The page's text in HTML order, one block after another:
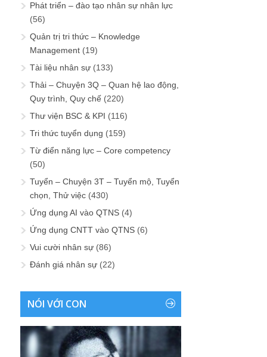
Phát triển – đào tạo nhân sự nhân lực
(56)
Quản trị tri thức – Knowledge
Management (19)
Tài liệu nhân sự (133)
Thải – Chuyện 3Q – Quan hệ lao động,
Quy trình, Quy chế (220)
Thư viện BSC & KPI (116)
Tri thức tuyển dụng (159)
Từ điển năng lực – Core competency
(50)
Tuyển – Chuyện 3T – Tuyển mộ, Tuyển
chọn, Thử việc (430)
Ứng dụng AI vào QTNS (4)
Ứng dụng CNTT vào QTNS (6)
Vui cười nhân sự (86)
Đánh giá nhân sự (22)
NÓI VỚI CON